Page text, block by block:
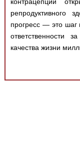
репродуктивного
прогресс — это шаг
ответственности
качества жизни